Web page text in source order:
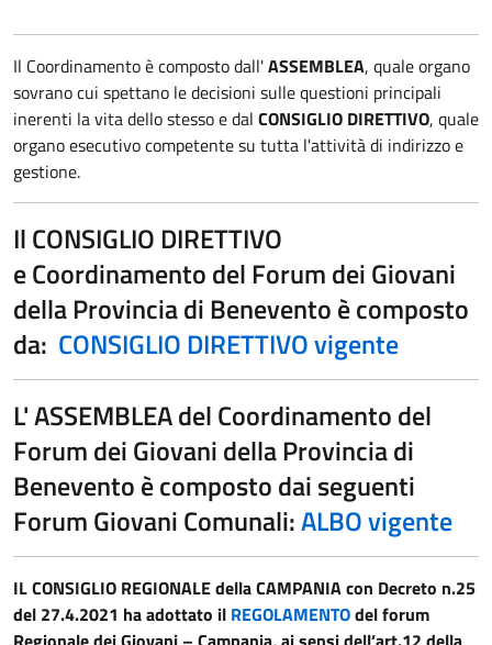
Il Coordinamento è composto dall'ASSEMBLEA, quale organo
sovrano cui spettano le decisioni sulle questioni principali
inerenti la vita dello stesso e dal CONSIGLIO DIRETTIVO, quale
organo esecutivo competente su tutta l'attività di indirizzo e
gestione.
Il CONSIGLIO DIRETTIVO
e Coordinamento del Forum dei Giovani
della Provincia di Benevento è composto
da: CONSIGLIO DIRETTIVO vigente
L' ASSEMBLEA del Coordinamento del
Forum dei Giovani della Provincia di
Benevento è composto dai seguenti
Forum Giovani Comunali:ALBO vigente
IL CONSIGLIO REGIONALE della CAMPANIA con Decreto n.25
del 27.4.2021 ha adottato il REGOLAMENTOdel forum